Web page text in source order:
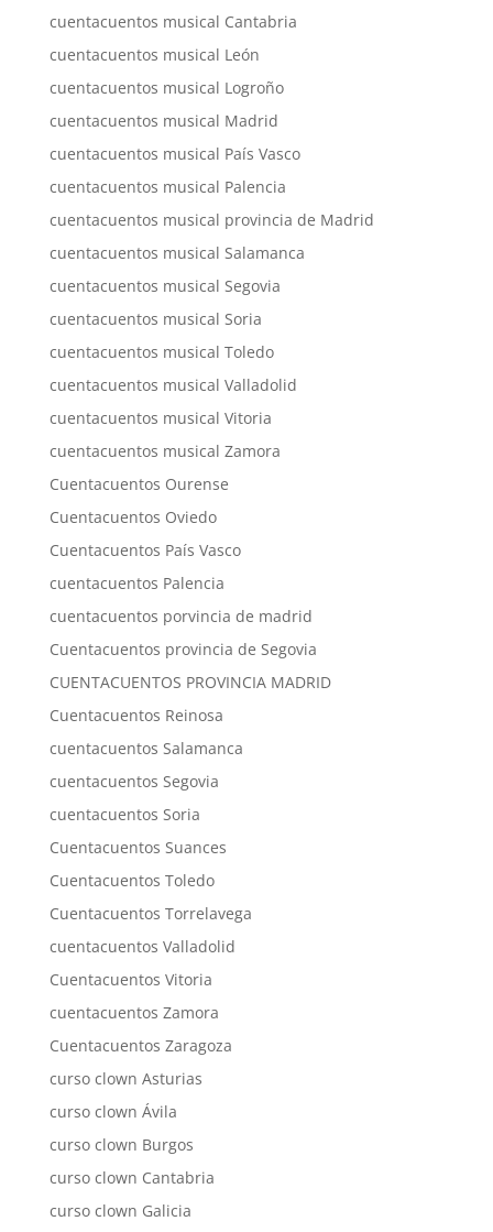
cuentacuentos musical Cantabria
cuentacuentos musical León
cuentacuentos musical Logroño
cuentacuentos musical Madrid
cuentacuentos musical País Vasco
cuentacuentos musical Palencia
cuentacuentos musical provincia de Madrid
cuentacuentos musical Salamanca
cuentacuentos musical Segovia
cuentacuentos musical Soria
cuentacuentos musical Toledo
cuentacuentos musical Valladolid
cuentacuentos musical Vitoria
cuentacuentos musical Zamora
Cuentacuentos Ourense
Cuentacuentos Oviedo
Cuentacuentos País Vasco
cuentacuentos Palencia
cuentacuentos porvincia de madrid
Cuentacuentos provincia de Segovia
CUENTACUENTOS PROVINCIA MADRID
Cuentacuentos Reinosa
cuentacuentos Salamanca
cuentacuentos Segovia
cuentacuentos Soria
Cuentacuentos Suances
Cuentacuentos Toledo
Cuentacuentos Torrelavega
cuentacuentos Valladolid
Cuentacuentos Vitoria
cuentacuentos Zamora
Cuentacuentos Zaragoza
curso clown Asturias
curso clown Ávila
curso clown Burgos
curso clown Cantabria
curso clown Galicia